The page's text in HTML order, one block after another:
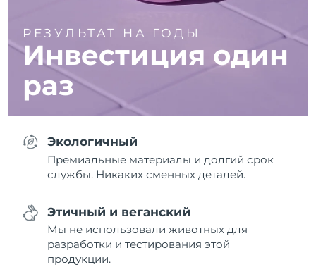
РЕЗУЛЬТАТ НА ГОДЫ
Инвестиция один
раз
Экологичный
Премиальные материалы и долгий срок
службы. Никаких сменных деталей.
Этичный и веганский
Мы не использовали животных для
разработки и тестирования этой
продукции.